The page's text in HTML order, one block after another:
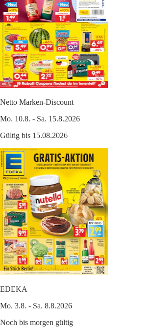
Netto Marken-Discount
Mo. 10.8. - Sa. 15.8.2026
Gültig bis 15.08.2026
EDEKA
Mo. 3.8. - Sa. 8.8.2026
Noch bis morgen gültig